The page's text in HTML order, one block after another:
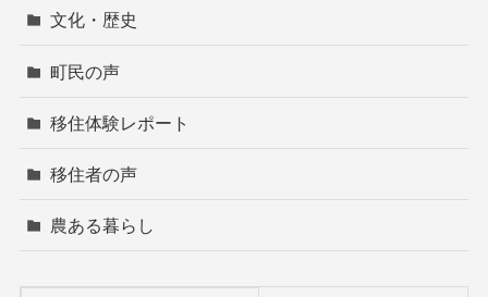
文化・歴史
町民の声
移住体験レポート
移住者の声
農ある暮らし